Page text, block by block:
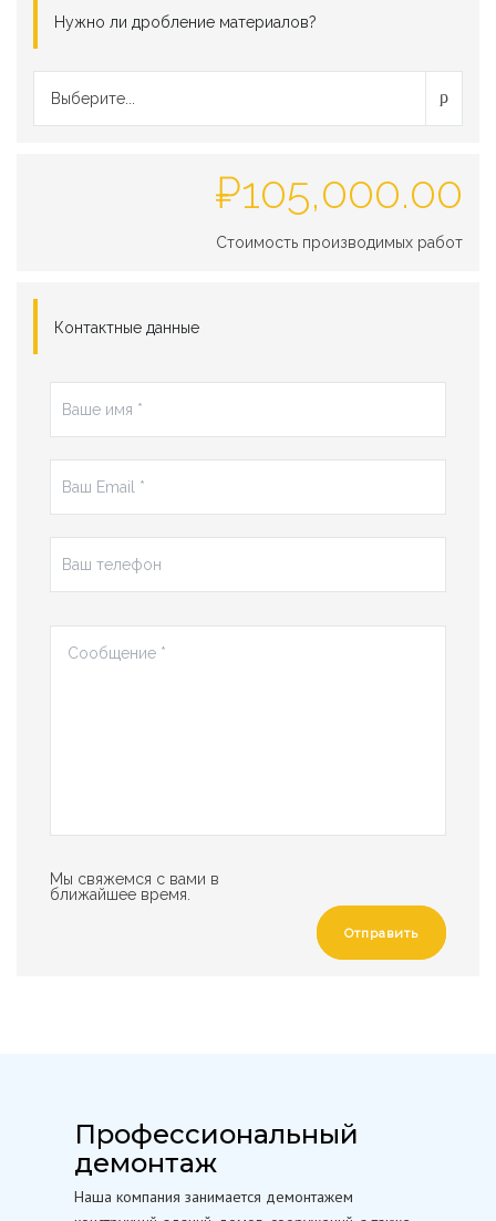
Нужно ли дробление материалов?
Выберите...
₽105,000.00
Стоимость производимых работ
Контактные данные
Мы свяжемся с вами в
ближайшее время.
Отправить
Профессиональный
демонтаж
Наша компания занимается демонтажем